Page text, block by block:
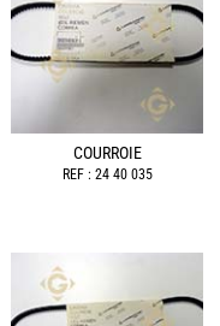
COURROIE
REF : 24 40 035